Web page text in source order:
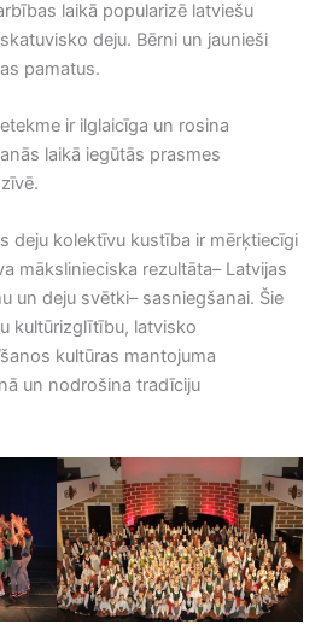
laikā popularizē latviešu
deju. Bērni un jaunieši
pamatus.
ir ilglaicīga un rosina
laikā iegūtās prasmes
deju kolektīvu kustība ir mērķtiecīgi
mākslinieciska rezultāta– Latvijas
un deju svētki– sasniegšanai. Šie
kultūrizglītību, latvisko
kultūras mantojuma
un nodrošina tradīciju